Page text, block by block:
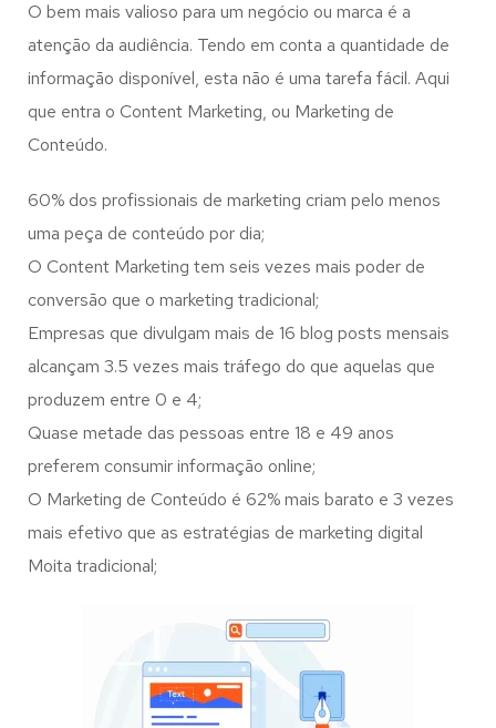
O bem mais valioso para um negócio ou marca é a
atenção da audiência. Tendo em conta a quantidade de
informação disponível, esta não é uma tarefa fácil. Aqui
que entra o Content Marketing, ou Marketing de
Conteúdo.
60% dos profissionais de marketing criam pelo menos
uma peça de conteúdo por dia;
O Content Marketing tem seis vezes mais poder de
conversão que o marketing tradicional;
Empresas que divulgam mais de 16 blog posts mensais
alcançam 3.5 vezes mais tráfego do que aquelas que
produzem entre 0 e 4;
Quase metade das pessoas entre 18 e 49 anos
preferem consumir informação online;
O Marketing de Conteúdo é 62% mais barato e 3 vezes
mais efetivo que as estratégias de marketing digital
Moita tradicional;